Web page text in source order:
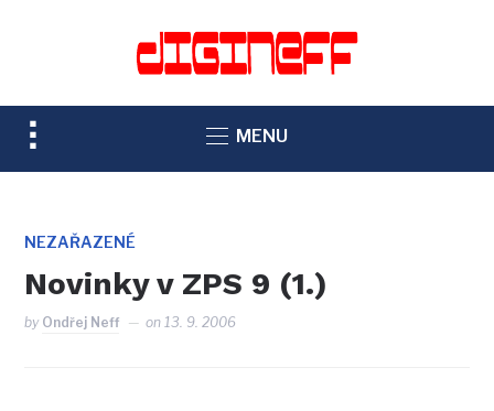
TOGGLE
SIDEBAR
NAVIGATION
MENU
NEZAŘAZENÉ
Novinky v ZPS 9 (1.)
by Ondřej Neff on13. 9. 2006